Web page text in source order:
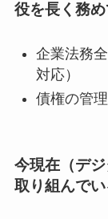
役を長く務
企業法務
対応）
債権の管
今現在（デ
取り組んで